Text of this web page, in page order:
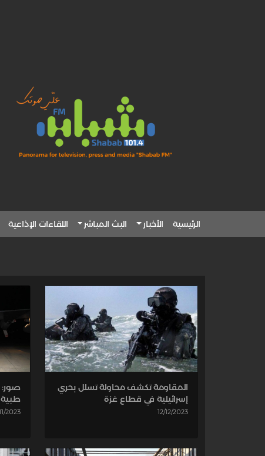
الرئيسية الأخبار البث المباشر اللقاءات الإذاعية
المقاومة تكشف محاولة تسلل بحري
إسرائيلية في قطاع غزة
12/12/2023
صور:
طبية
2023